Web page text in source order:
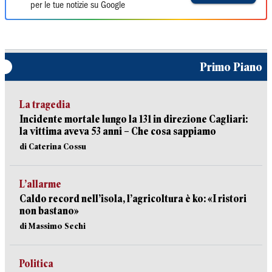
per le tue notizie su Google
Primo Piano
La tragedia
Incidente mortale lungo la 131 in direzione Cagliari:
la vittima aveva 53 anni – Che cosa sappiamo
di Caterina Cossu
L’allarme
Caldo record nell’isola, l’agricoltura è ko: «I ristori
non bastano»
di Massimo Sechi
Politica